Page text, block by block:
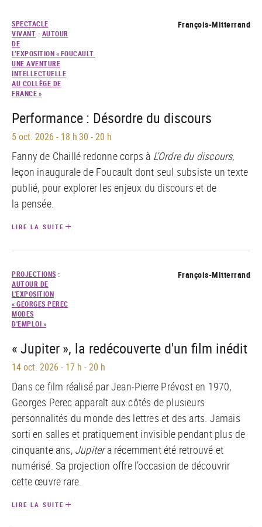
SPECTACLE
VIVANT : AUTOUR
DE
L’EXPOSITION « FOUCAULT.
UNE AVENTURE
INTELLECTUELLE
AU COLLÈGE DE
FRANCE »
François-Mitterrand
Performance : Désordre du discours
5 oct. 2026 - 18 h 30 - 20 h
Fanny de Chaillé redonne corps à L’Ordre du discours,
leçon inaugurale de Foucault dont seul subsiste un texte
publié, pour explorer les enjeux du discours et de
la pensée.
LIRE LA SUITE
PROJECTIONS :
AUTOUR DE
L'EXPOSITION
« GEORGES PEREC
MODES
D'EMPLOI »
François-Mitterrand
« Jupiter », la redécouverte d'un film inédit
14 oct. 2026 - 17 h - 20 h
Dans ce film réalisé par Jean-Pierre Prévost en 1970,
Georges Perec apparaît aux côtés de plusieurs
personnalités du monde des lettres et des arts. Jamais
sorti en salles et pratiquement invisible pendant plus de
cinquante ans, Jupitera récemment été retrouvé et
numérisé. Sa projection offre l’occasion de découvrir
cette œuvre rare.
LIRE LA SUITE